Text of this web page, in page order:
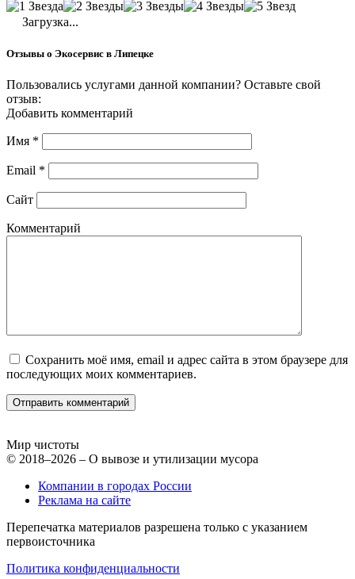
Загрузка...
Отзывы о Экосервис в Липецке
Пользовались услугами данной компании? Оставьте свой
отзыв:
Добавить комментарий
Имя *
Email *
Сайт
Комментарий
Сохранить моё имя, email и адрес сайта в этом браузере для
последующих моих комментариев.
Мир чистоты
© 2018–2026 – О вывозе и утилизации мусора
Компании в городах России
Реклама на сайте
Перепечатка материалов разрешена только с указанием
первоисточника
Политика конфиденциальности